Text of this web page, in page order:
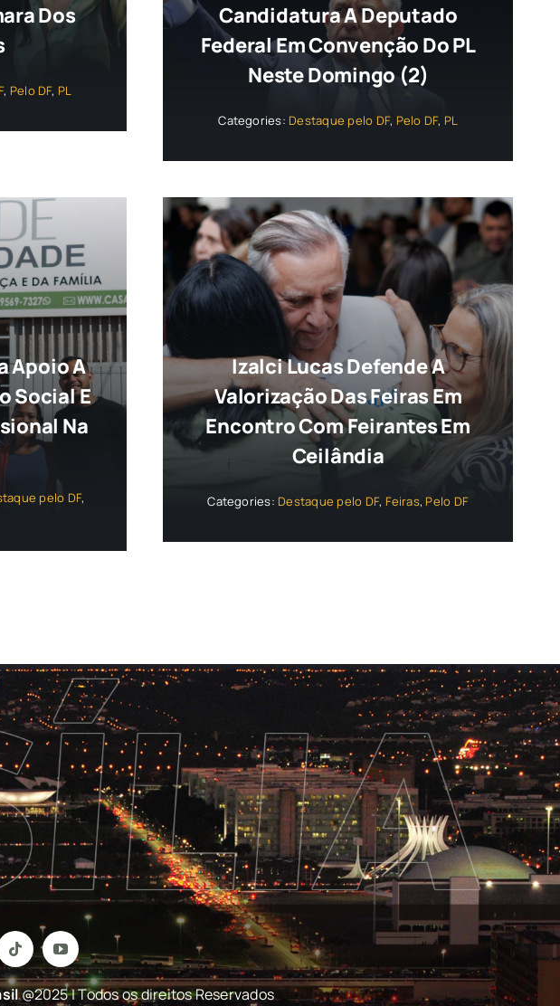
Dos
, Pelo DF, PL
Candidatura A Deputado
Federal Em Convenção Do PL
Neste Domingo (2)
Categories: Destaque pelo DF, Pelo DF, PL
Apoio A
Social E
Na
pelo DF,
Izalci Lucas Defende A
Valorização Das Feiras Em
Encontro Com Feirantes Em
Ceilândia
Categories: Destaque pelo DF, Feiras, Pelo DF
@2025 | Todos os direitos Reservados